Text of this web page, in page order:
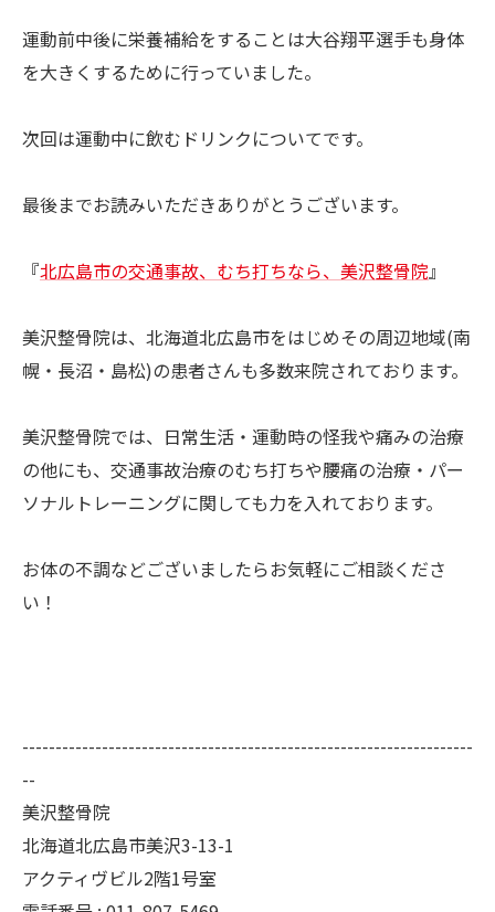
運動前中後に栄養補給をすることは大谷翔平選手も身体
を大きくするために行っていました。
次回は運動中に飲むドリンクについてです。
最後までお読みいただきありがとうございます。
『北広島市の交通事故、むち打ちなら、美沢整骨院』
美沢整骨院は、北海道北広島市をはじめその周辺地域(南
幌・長沼・島松)の患者さんも多数来院されております。
美沢整骨院では、日常生活・運動時の怪我や痛みの治療
の他にも、交通事故治療のむち打ちや腰痛の治療・パー
ソナルトレーニングに関しても力を入れております。
お体の不調などございましたらお気軽にご相談くださ
い！
--------------------------------------------------------------------
--
美沢整骨院
北海道北広島市美沢3-13-1
アクティヴビル2階1号室